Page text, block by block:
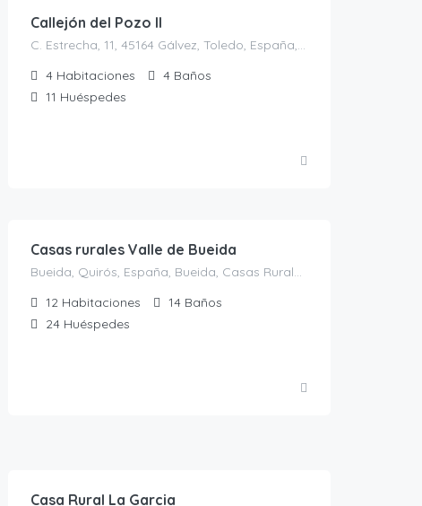
Callejón del Pozo II
C. Estrecha, 11, 45164 Gálvez, Toledo, España, Gálvez, Casas rurales en Toledo, España
4 Habitaciones 4 Baños
11 Huéspedes
Casas rurales Valle de Bueida
Bueida, Quirós, España, Bueida, Casas Rurales en Asturias, España
12 Habitaciones 14 Baños
24 Huéspedes
Casa Rural La Garcia